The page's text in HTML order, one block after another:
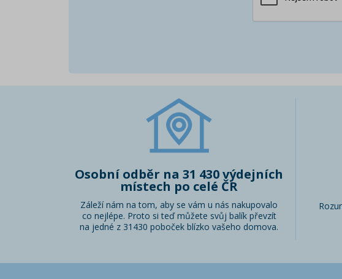
Osobní odběr na 31 430 výdejních
místech po celé ČR
Záleží nám na tom, aby se vám u nás nakupovalo
co nejlépe. Proto si teď můžete svůj balík převzít
na jedné z 31430 poboček blízko vašeho domova.